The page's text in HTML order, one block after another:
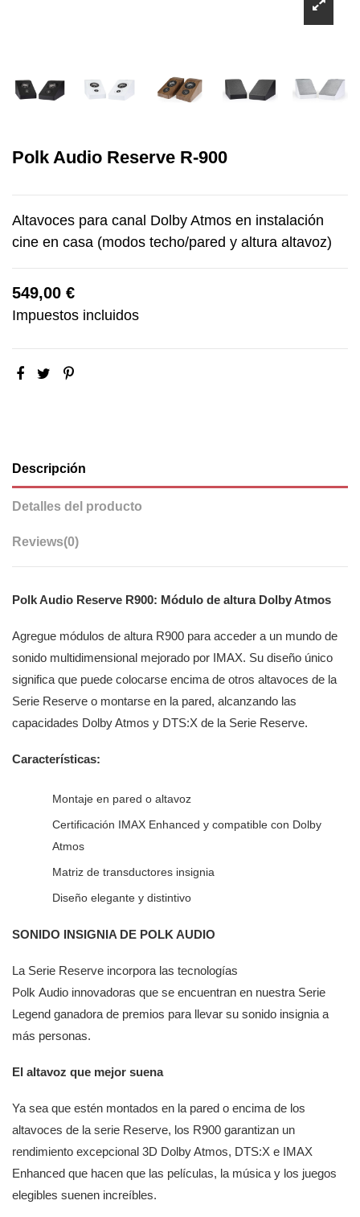
Polk Audio Reserve R-900
Altavoces para canal Dolby Atmos en instalación
cine en casa (modos techo/pared y altura altavoz)
549,00 €
Impuestos incluidos
Descripción
Detalles del producto
Reviews(0)
Polk Audio Reserve R900: Módulo de altura Dolby Atmos
Agregue módulos de altura R900 para acceder a un mundo de
sonido multidimensional mejorado por IMAX. Su diseño único
significa que puede colocarse encima de otros altavoces de la
Serie Reserve o montarse en la pared, alcanzando las
capacidades Dolby Atmos y DTS:X de la Serie Reserve.
Características:
Montaje en pared o altavoz
Certificación IMAX Enhanced y compatible con Dolby
Atmos
Matriz de transductores insignia
Diseño elegante y distintivo
SONIDO INSIGNIA DE POLK AUDIO
La Serie Reserve incorpora las tecnologías
Polk Audio innovadoras que se encuentran en nuestra Serie
Legend ganadora de premios para llevar su sonido insignia a
más personas.
El altavoz que mejor suena
Ya sea que estén montados en la pared o encima de los
altavoces de la serie Reserve, los R900 garantizan un
rendimiento excepcional 3D Dolby Atmos, DTS:X e IMAX
Enhanced que hacen que las películas, la música y los juegos
elegibles suenen increíbles.